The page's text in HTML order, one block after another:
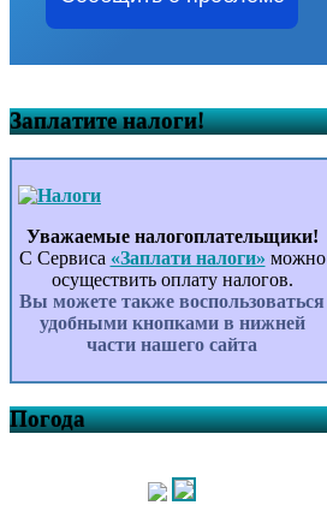
Заплатите налоги!
Уважаемые налогоплательщики!
С Сервиса «Заплати налоги» можно
осуществить оплату налогов.
Вы можете также воспользоваться
удобными кнопками в нижней
части нашего сайта
Погода